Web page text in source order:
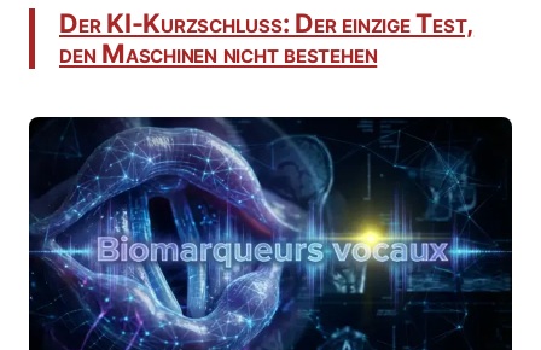
Der KI-Kurzschluss: Der einzige Test,
den Maschinen nicht bestehen